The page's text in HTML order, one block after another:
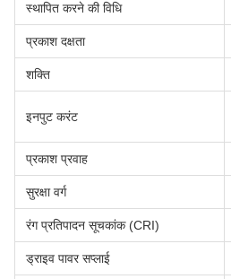
स्थापित करने की विधि
प्रकाश दक्षता
शक्ति
इनपुट करंट
प्रकाश प्रवाह
सुरक्षा वर्ग
रंग प्रतिपादन सूचकांक (CRI)
ड्राइव पावर सप्लाई